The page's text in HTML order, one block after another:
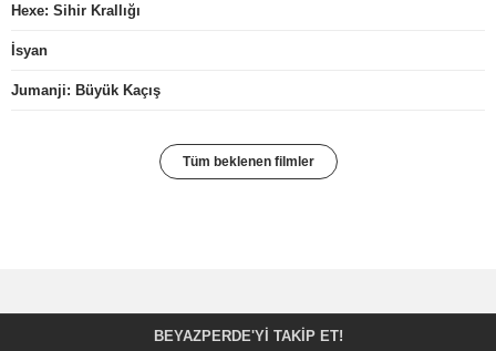
Hexe: Sihir Krallığı
İsyan
Jumanji: Büyük Kaçış
Tüm beklenen filmler
BEYAZPERDE'YI TAKIP ET!